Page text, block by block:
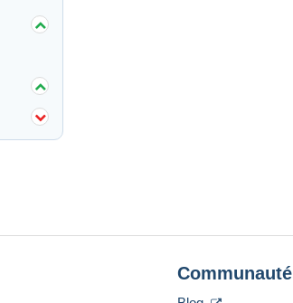
Communauté